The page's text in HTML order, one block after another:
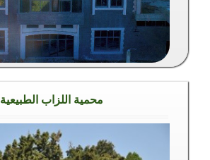
محمية اللزاب الطبيعية